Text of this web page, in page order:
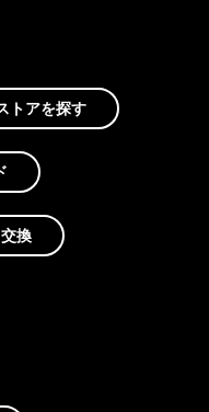
トアを探す
換